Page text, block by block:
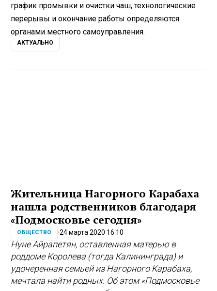
график промывки и очистки чаш, технологические
перерывы и окончание работы определяются
органами местного самоуправления.
АКТУАЛЬНО
Жительница Нагорного Карабаха
нашла родственников благодаря
«Подмосковье сегодня»
ОБЩЕСТВО 24 марта 2020 16:10
Нуне Айрапетян, оставленная матерью в
роддоме Королева (тогда Калининграда) и
удочеренная семьей из Нагорного Карабаха,
мечтала найти родных. Об этом «Подмосковье